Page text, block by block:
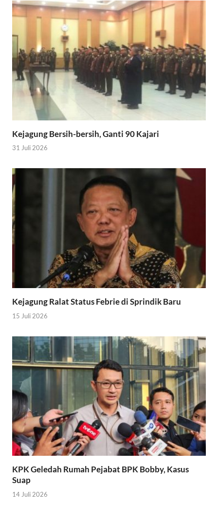
Kejagung Bersih-bersih, Ganti 90 Kajari
31 Juli 2026
Kejagung Ralat Status Febrie di Sprindik Baru
15 Juli 2026
KPK Geledah Rumah Pejabat BPK Bobby, Kasus
Suap
14 Juli 2026